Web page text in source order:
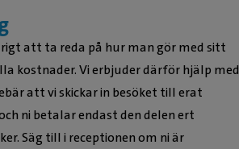
att ta reda på hur man gör med sitt
kostnader. Vi erbjuder därför hjälp med
att vi skickar in besöket till erat
ni betalar endast den delen ert
Säg till i receptionen om ni är